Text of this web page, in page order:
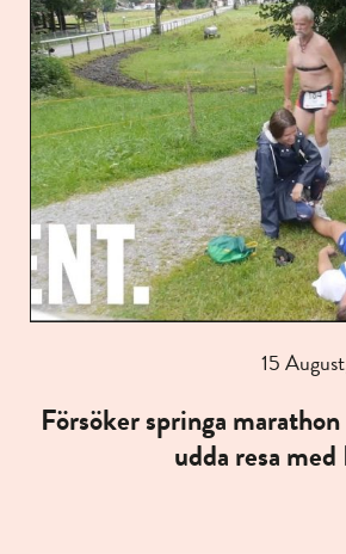
15
Försöker springa
udda resa